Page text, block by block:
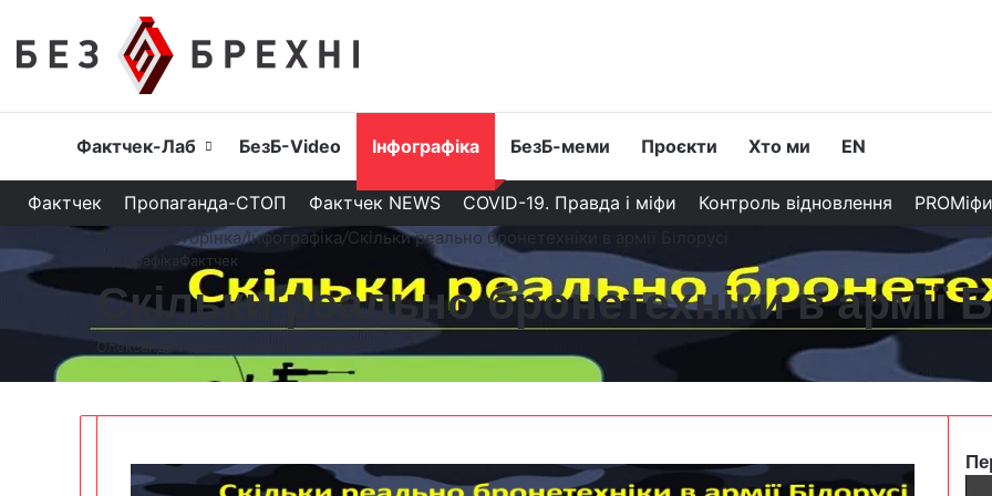
Головна
Фактчек-Лаб БезБ-Video Інфографіка БезБ-меми Проєкти Хто ми EN
Фактчек Пропаганда-СТОП Фактчек NEWS COVID-19. Правда і міфи Контроль відновлення PROМіфи
Головна сторінка/Інфографіка/Скільки реально бронетехніки в армії Білорусі
Інфографіка Фактчек
Скільки реально бронетехніки в армії
Олександр Гороховський